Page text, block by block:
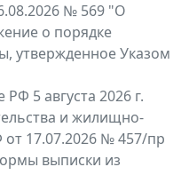
№ 569 "О
о порядке
утвержденное Указом
5 августа 2026 г.
и жилищно-
17.07.2026 № 457/пр
выписки из